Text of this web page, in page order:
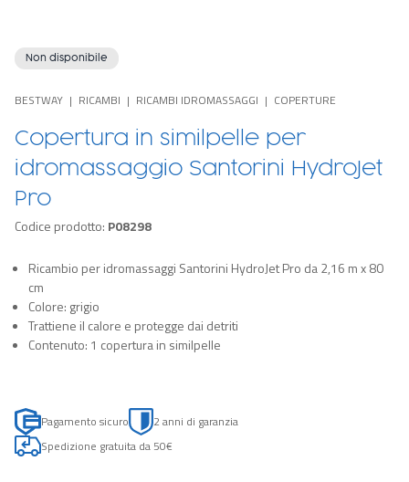
Non disponibile
BESTWAY RICAMBI RICAMBI IDROMASSAGGI COPERTURE
Copertura in similpelle per
idromassaggio Santorini HydroJet
Pro
Codice prodotto: P08298
Ricambio per idromassaggi Santorini HydroJet Pro da 2,16 m x 80
cm
Colore: grigio
Trattiene il calore e protegge dai detriti
Contenuto: 1 copertura in similpelle
Pagamento sicuro
2 anni di garanzia
Spedizione gratuita da 50€